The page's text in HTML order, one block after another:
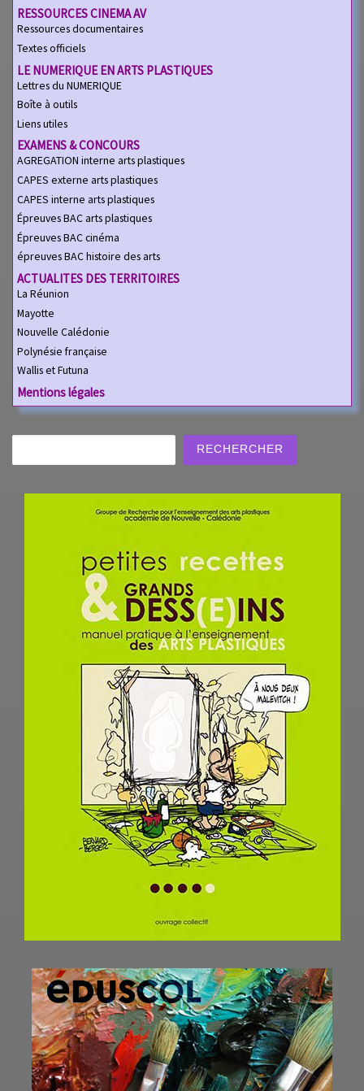
RESSOURCES CINEMA AV
Ressources documentaires
Textes officiels
LE NUMERIQUE EN ARTS PLASTIQUES
Lettres du NUMERIQUE
Boîte à outils
Liens utiles
EXAMENS & CONCOURS
AGREGATION interne arts plastiques
CAPES externe arts plastiques
CAPES interne arts plastiques
Épreuves BAC arts plastiques
Épreuves BAC cinéma
épreuves BAC histoire des arts
ACTUALITES DES TERRITOIRES
La Réunion
Mayotte
Nouvelle Calédonie
Polynésie française
Wallis et Futuna
Mentions légales
RECHERCHER